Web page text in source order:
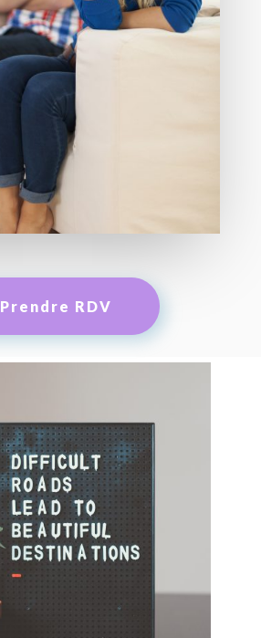
Prendre RDV